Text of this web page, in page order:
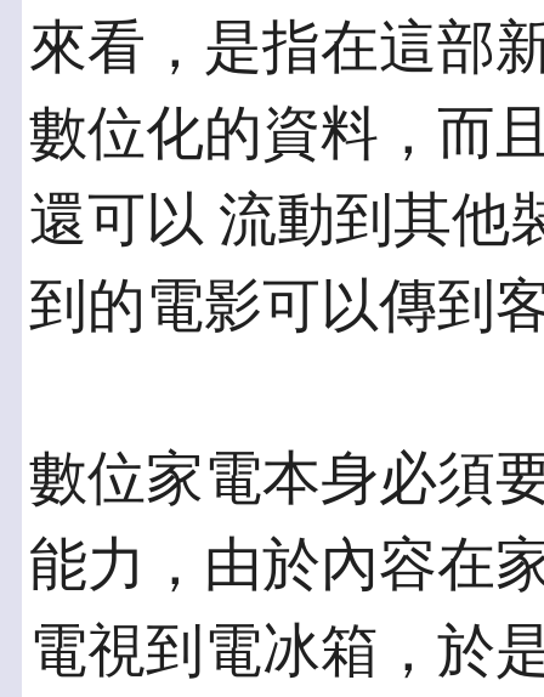
來看，是指在這部
數位化的資料，而
還可以 流動到其他
到的電影可以傳到
數位家電本身必須
能力，由於內容在
電視到電冰箱，於